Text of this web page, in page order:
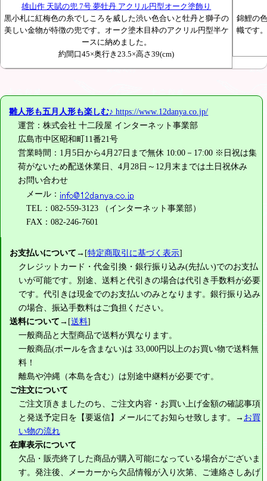
雄山作 天賦の兜 7号 夢牡丹 アクリル円型オーク塗飾り
黒小札に紅梅色の糸でしころを威した渋い色合いと牡丹と獅子の
美しい金物が特徴の兜です。オーク塗木目枠のアクリル円型半ケ
ースに納めました。
約間口45×奥行き23.5×高さ39(cm)
錦鯉の
幟です
雛人形も五月人形も楽しむ♪ https://www.12danya.co.jp/
運営：株式会社 十二段屋 インターネット事業部
広島市中区昭和町11番21号
営業時間：1月5日から4月27日まで無休 10:00－17:00 ※日祝は集
荷がないため配送休業日、4月28日～12月末までは土日祝休み
お問い合わせ
メール：
TEL：082-559-3123 （インターネット事業部）
FAX：082-246-7601
お支払いについて→[特定商取引に基づく表示]
クレジットカード・代金引換・銀行振り込み(先払い)でのお支払
いが可能です。別途、送料と代引きの場合は代引き手数料が必要
です。代引きは現金でのお支払いのみとなります。銀行振り込み
の場合、振込手数料はご負担ください。
送料について→[送料]
一般商品と大型商品で送料が異なります。
一般商品(ポールを含まない)は 33,000円 以上のお買い物で送料無
料！
離島や沖縄（本島を含む）は別途中継料が必要です。
ご注文について
ご注文頂きましたのち、ご注文内容・お買い上げ金額の確認事項
と発送予定日を【要返信】メールにてお知らせ致します。→ お買
い物の流れ
在庫表示について
欠品・販売終了した商品が購入可能になっている場合がございま
す。発注後、メーカーから欠品情報が入り次第、ご連絡さしあげ